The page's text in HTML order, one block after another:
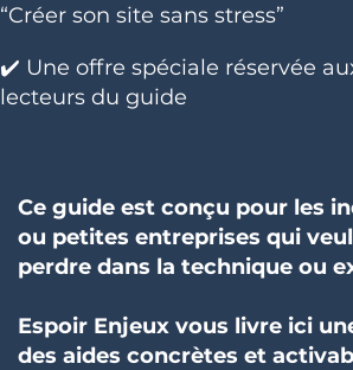
“Créer son site sans stress”
✔️ Une offre spéciale réservée
lecteurs du guide
Ce guide est conçu pour les
ou petites entreprises qui
perdre dans la technique ou
Espoir Enjeux vous livre ici
des aides concrètes et